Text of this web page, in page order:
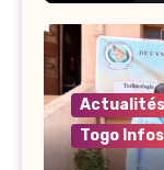
Actualités
Togo Infos